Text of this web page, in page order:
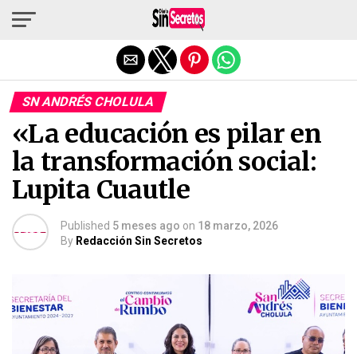
SN ANDRÉS CHOLULA
«La educación es pilar en
la transformación social:
Lupita Cuautle
Published 5 meses ago on 18 marzo, 2026
By Redacción Sin Secretos
Salir de la versión móvil